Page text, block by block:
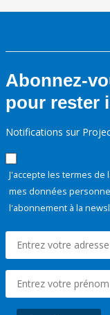
Abonnez-
pour rester
Notifications sur
J'accepte les termes de
mes données
l'abonnement à la